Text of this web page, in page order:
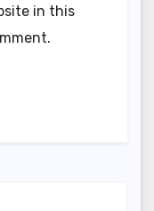
in this